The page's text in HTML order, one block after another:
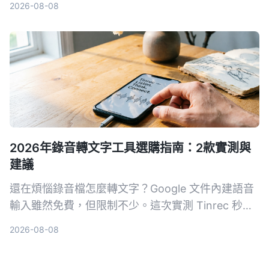
整理能力、AI 功能、平台支援與價格完整比較，幫
你找到真正省時的選擇。
2026-08-08
2026年錄音轉文字工具選購指南：2款實測與
建議
還在煩惱錄音檔怎麼轉文字？Google 文件內建語音
輸入雖然免費，但限制不少。這次實測 Tinrec 秒聽
2026-08-08